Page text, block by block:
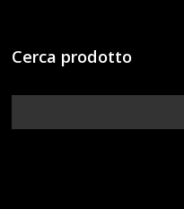
Cerca prodotto